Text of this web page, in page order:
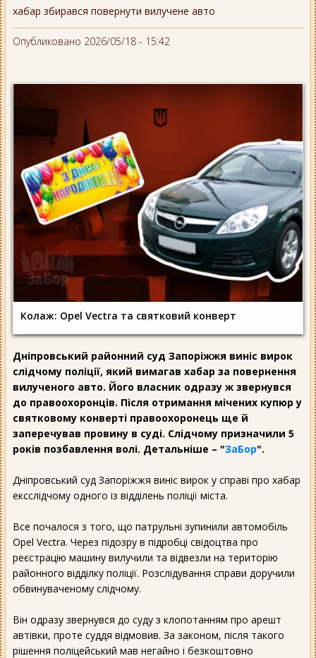
хабар збирався повернути вилучене авто
Опубликовано 2026/05/18 - 15:42
Колаж: Opel Vectra та святковий конверт
Дніпровський районний суд Запоріжжя виніс вирок
слідчому поліції, який вимагав хабар за повернення
вилученого авто. Його власник одразу ж звернувся
до правоохоронців. Після отримання мічених купюр у
святковому конверті правоохоронець ще й
заперечував провину в суді. Слідчому призначили 5
років позбавлення волі. Детальніше – "ЗаБор".
Дніпровський суд Запоріжжя виніс вирок у справі про хабар
ексслідчому одного із відділень поліції міста.
Все почалося з того, що патрульні зупинили автомобіль
Opel Vectra. Через підозру в підробці свідоцтва про
реєстрацію машину вилучили та відвезли на територію
районного відділку поліції. Розслідування справи доручили
обвинуваченому слідчому.
Він одразу звернувся до суду з клопотанням про арешт
автівки, проте суддя відмовив. За законом, після такого
рішення поліцейський мав негайно і безкоштовно